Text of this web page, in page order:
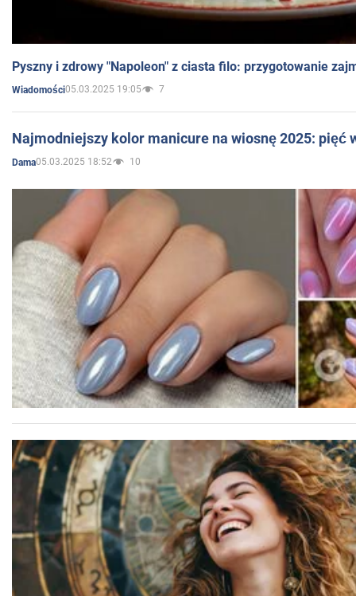
Pyszny i zdrowy "Napoleon" z ciasta filo: przygotowanie
Wiadomości05.03.2025 19:05 7
Najmodniejszy kolor manicure na wiosnę 2025: pięć
Dama05.03.2025 18:52 10